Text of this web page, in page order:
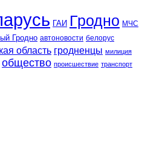
ГАИ Гродно МЧС
Гродно автоновости белорус
область гродненцы милиция
общество происшествие транспорт